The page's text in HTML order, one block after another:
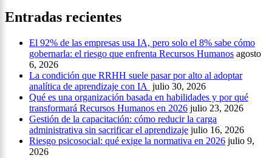
Entradas recientes
El 92% de las empresas usa IA, pero solo el 8% sabe cómo
gobernarla: el riesgo que enfrenta Recursos Humanos agosto
6, 2026
La condición que RRHH suele pasar por alto al adoptar
analítica de aprendizaje con IA julio 30, 2026
Qué es una organización basada en habilidades y por qué
transformará Recursos Humanos en 2026 julio 23, 2026
Gestión de la capacitación: cómo reducir la carga
administrativa sin sacrificar el aprendizaje julio 16, 2026
Riesgo psicosocial: qué exige la normativa en 2026 julio 9,
2026